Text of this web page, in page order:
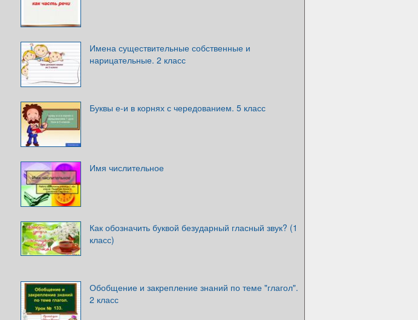
Имена существительные собственные и
нарицательные. 2 класс
Буквы е-и в корнях с чередованием. 5 класс
Имя числительное
Как обозначить буквой безударный гласный звук? (1
класс)
Обобщение и закрепление знаний по теме "глагол".
2 класс